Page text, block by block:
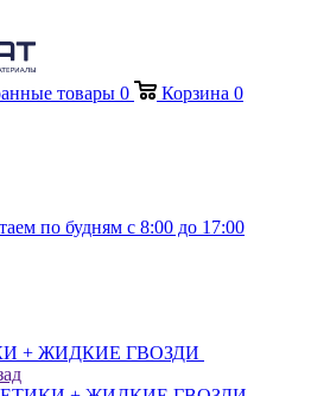
товары 0 Корзина 0
по будням с 8:00 до 17:00
+ ЖИДКИЕ ГВОЗДИ